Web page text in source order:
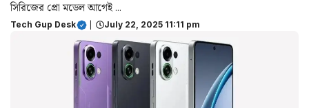
সিরিজের প্রো মডেল আগেই ...
Tech Gup Desk July 22, 2025 11:11 pm